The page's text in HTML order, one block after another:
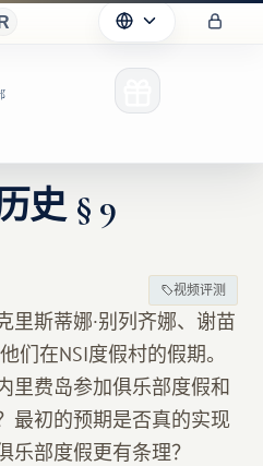
史 § 9
视频评测
里斯蒂娜·别列齐娜、谢苗
们在NSI度假村的假期。
里费岛参加俱乐部度假和
最初的预期是否真的实现
乐部度假更有条理？